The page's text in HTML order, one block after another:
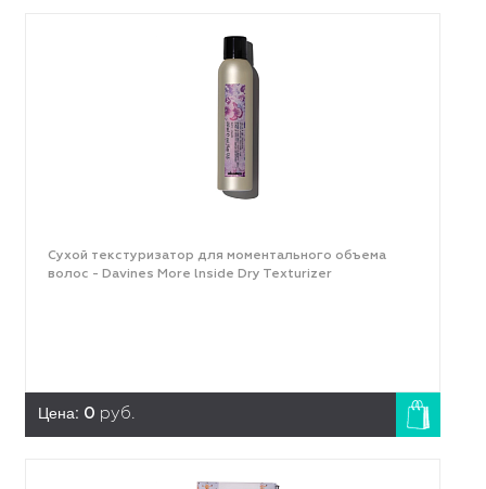
Сухой текстуризатор для моментального объема
волос - Davines More lnside Dry Texturizer
Цена: 0 руб.